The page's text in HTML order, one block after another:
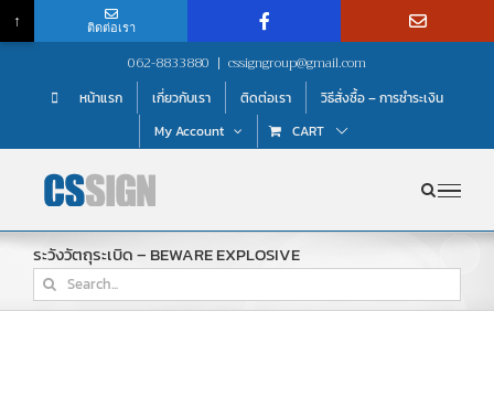
content
062-8833880 | cssigngroup@gmail.com
หน้าแรก เกี่ยวกับเรา ติดต่อเรา
วิธีสั่งซื้อ – การชำระเงิน
My Account
CART
ระวังวัตถุระเบิด – BEWARE EXPLOSIVE
Search
for:
↑ ติดต่อเรา